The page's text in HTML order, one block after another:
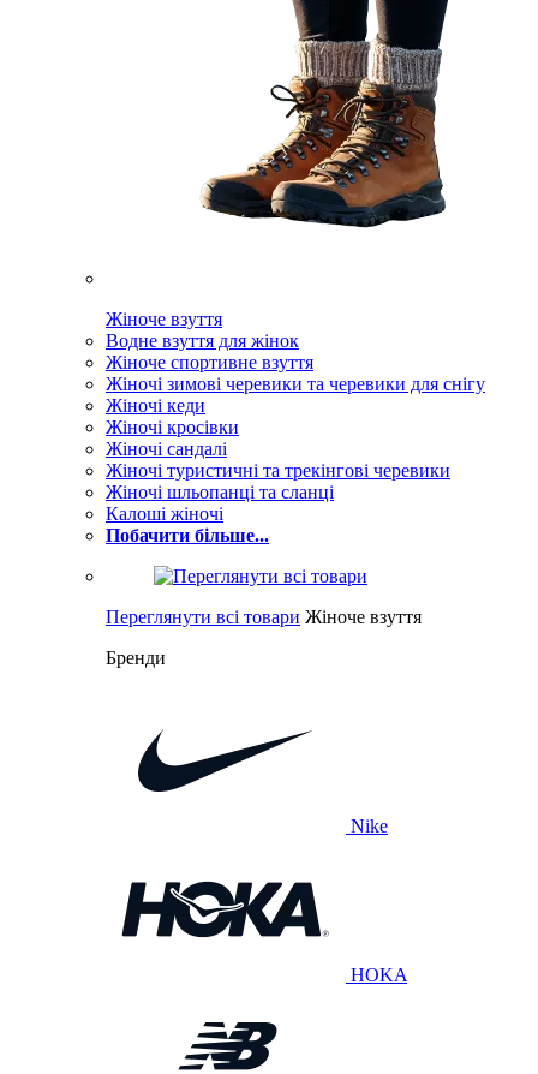
Жіноче взуття
Водне взуття для жінок
Жіноче спортивне взуття
Жіночі зимові черевики та черевики для снігу
Жіночі кеди
Жіночі кросівки
Жіночі сандалі
Жіночі туристичні та трекінгові черевики
Жіночі шльопанці та сланці
Калоші жіночі
Побачити більше...
Переглянути всі товари Жіноче взуття
Бренди
Nike
HOKA